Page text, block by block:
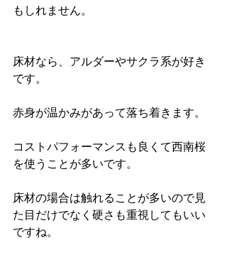
もしれません。
床材なら、アルダーやサクラ系が好き
です。
赤身が温かみがあって落ち着きます。
コストパフォーマンスも良くて西南桜
を使うことが多いです。
床材の場合は触れることが多いので見
た目だけでなく硬さも重視してもいい
ですね。